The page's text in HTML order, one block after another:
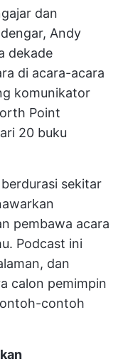
dan
Andy
dekade
di acara-acara
komunikator
Point
20 buku
sekitar
pembawa acara
Podcast ini
dan
calon pemimpin
contoh